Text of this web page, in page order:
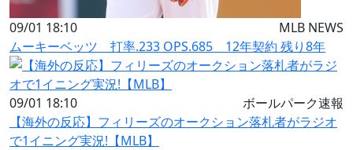
09/01 18:10
MLB NEWS
ムーキーベッツ 打率.233 OPS.685 12年契約 残り8年
09/01 18:10
ボールパーク速報
【海外の反応】フィリーズのオークション落札者がラジオ
で1イニング実況!【MLB】